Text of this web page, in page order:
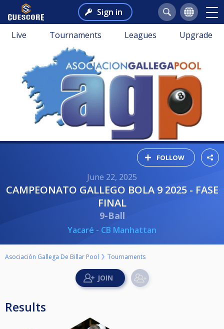
Sign in
Live Tournaments Leagues Upgrade
FOLLOW
June 22, 2025
CAMPEONATO GALLEGO BOLA 9 2025 - FASE
FINAL
9-Ball
Yacaré - CB Manhattan
Asociación Gallega De Billar Pool Tournaments
Results